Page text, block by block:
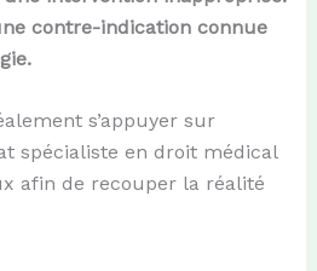
contre-indication connue
s’appuyer sur
spécialiste en droit médical
afin de recouper la réalité